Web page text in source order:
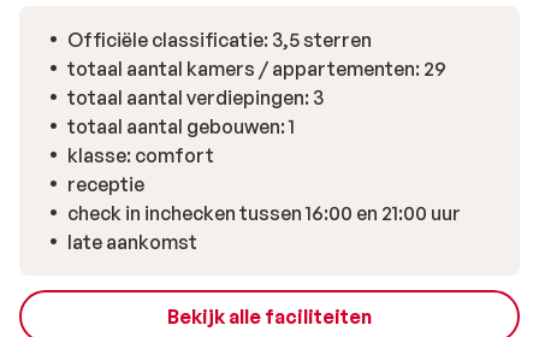
Officiële classificatie: 3,5 sterren
totaal aantal kamers / appartementen: 29
totaal aantal verdiepingen: 3
totaal aantal gebouwen: 1
klasse: comfort
receptie
check in inchecken tussen 16:00 en 21:00 uur
late aankomst
Bekijk alle faciliteiten